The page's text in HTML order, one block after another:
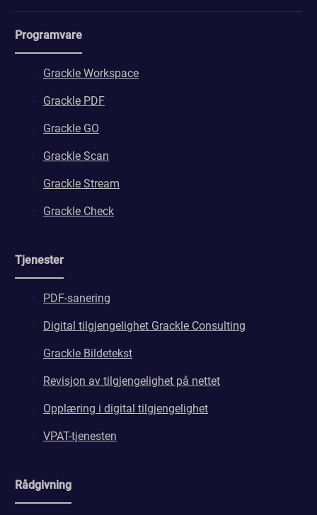
Programvare
Grackle Workspace
Grackle PDF
Grackle GO
Grackle Scan
Grackle Stream
Grackle Check
Tjenester
PDF-sanering
Digital tilgjengelighet Grackle Consulting
Grackle Bildetekst
Revisjon av tilgjengelighet på nettet
Opplæring i digital tilgjengelighet
VPAT-tjenesten
Rådgivning